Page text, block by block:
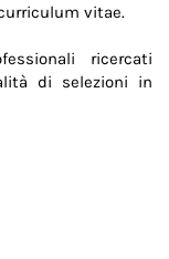
vitae.
ricercati
di selezioni in